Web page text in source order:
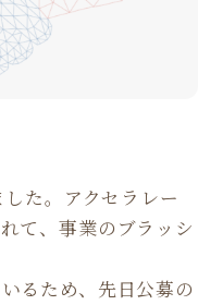
た。アクセラレー
て、事業のブラッシ
るため、先日公募の